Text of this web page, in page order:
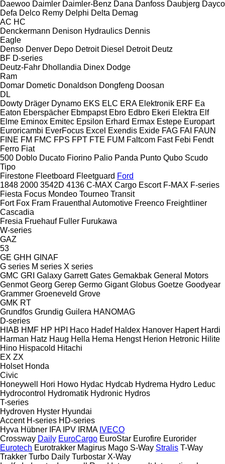
Daewoo Daimler Daimler-Benz Dana Danfoss Daubjerg Dayco
Defa Delco Remy Delphi Delta Demag
AC HC
Denckermann Denison Hydraulics Dennis
Eagle
Denso Denver Depo Detroit Diesel Detroit Deutz
BF D-series
Deutz-Fahr Dhollandia Dinex Dodge
Ram
Domar Dometic Donaldson Dongfeng Doosan
DL
Dowty Dräger Dynamo EKS ELC ERA Elektronik ERF Ea
Eaton Eberspächer Ebmpapst Ebro Edbro Ekeri Elektra Elf
Elme Eminox Emitec Epsilon Erhard Ermax Estepe Europart
Euroricambi EverFocus Excel Exendis Exide FAG FAI FAUN
FINE FM FMC FPS FPT FTE FUM Faltcom Fast Febi Fendt
Ferro Fiat
500 Doblo Ducato Fiorino Palio Panda Punto Qubo Scudo
Tipo
Firestone Fleetboard Fleetguard Ford
1848 2000 3542D 4136 C-MAX Cargo Escort F-MAX F-series
Fiesta Focus Mondeo Tourneo Transit
Fort Fox Fram Frauenthal Automotive Freenco Freightliner
Cascadia
Fresia Fruehauf Fuller Furukawa
W-series
GAZ
53
GE GHH GINAF
G series M series X series
GMC GRI Galaxy Garrett Gates Gemakbak General Motors
Genmot Georg Gerep Germo Gigant Globus Goetze Goodyear
Grammer Groeneveld Grove
GMK RT
Grundfos Grundig Guilera HANOMAG
D-series
HIAB HMF HP HPI Haco Hadef Haldex Hanover Hapert Hardi
Harman Hatz Haug Hella Hema Hengst Herion Hetronic Hilite
Hino Hispacold Hitachi
EX ZX
Holset Honda
Civic
Honeywell
Hori Howo Hydac Hydcab Hydrema Hydro Leduc
Hydrocontrol Hydromatik Hydronic Hydros
T-series
Hydroven Hyster Hyundai
Accent H-series HD-series
Hyva Hübner IFA IPV IRMA IVECO
Crossway Daily EuroCargo EuroStar Eurofire Eurorider
Eurotech Eurotrakker Magirus Mago S-Way Stralis T-Way
Trakker Turbo Daily Turbostar X-Way